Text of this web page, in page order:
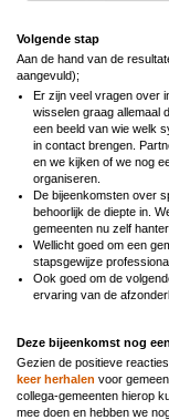
Volgende stap
Aan de hand van de
aangevuld);
Er zijn veel vragen over
wisselen graag allemaal
een beeld van wie welk
in contact brengen.
en we kijken of we nog
organiseren.
De bijeenkomsten over
behoorlijk de diepte in.
gemeenten nu zelf
Wellicht goed om een
stapsgewijze
Ook goed om de
ervaring van de
Deze bijeenkomst nog
Gezien de positieve
keer herhalen voor
collega-gemeenten hierop
mee doen en hebben we